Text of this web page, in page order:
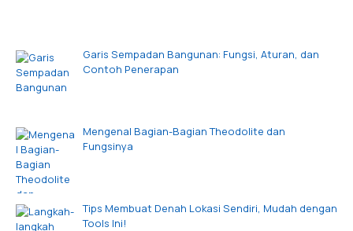
Garis Sempadan Bangunan: Fungsi, Aturan, dan
Contoh Penerapan
Mengenal Bagian-Bagian Theodolite dan
Fungsinya
Tips Membuat Denah Lokasi Sendiri, Mudah dengan
Tools Ini!